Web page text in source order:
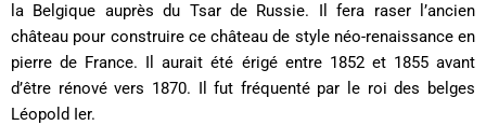
la Belgique auprès du Tsar de Russie. Il fera raser l’ancien
château pour construire ce château de style néo-renaissance en
pierre de France. Il aurait été érigé entre 1852 et 1855 avant
d’être rénové vers 1870. Il fut fréquenté par le roi des belges
Léopold Ier.